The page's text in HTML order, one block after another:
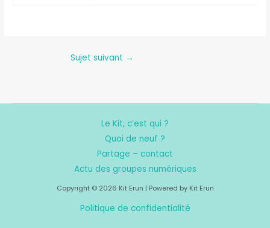
Sujet suivant →
Le Kit, c’est qui ?
Quoi de neuf ?
Partage – contact
Actu des groupes numériques
Copyright © 2026 Kit Erun | Powered by Kit Erun
Politique de confidentialité